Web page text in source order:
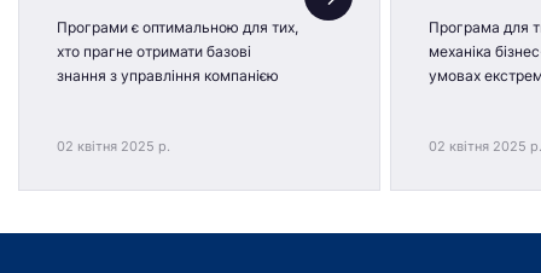
Програми є оптимальною для тих,
хто прагне отримати базові
знання з управління компанією
02 квітня 2025 р.
Програма для
механіка
умовах
02 квітня 2025 р.